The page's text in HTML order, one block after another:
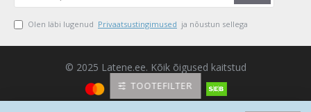
Olen läbi lugenud Privaatsustingimused ja nõustun sellega
© 2025 Latene.ee. Kõik õigused kaitstud
TOOTEFILTER